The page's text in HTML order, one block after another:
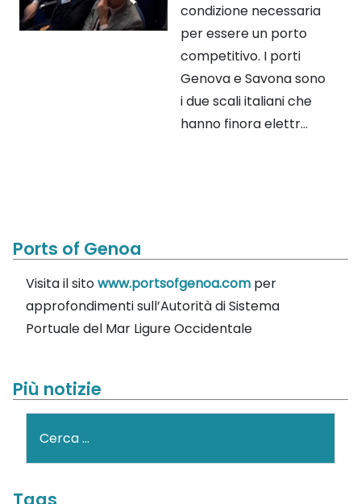
condizione necessaria
per essere un porto
competitivo. I porti
Genova e Savona sono
i due scali italiani che
hanno finora elettr...
Ports of Genoa
Visita il sitowww.portsofgenoa.com per
approfondimenti sull’Autorità di Sistema
Portuale del Mar Ligure Occidentale
Più notizie